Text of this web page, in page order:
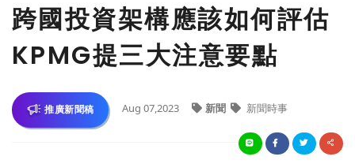
跨國投資架構應該如何評估
KPMG提三大注意要點
推廣新聞稿 Aug 07,2023 新聞 新聞時事